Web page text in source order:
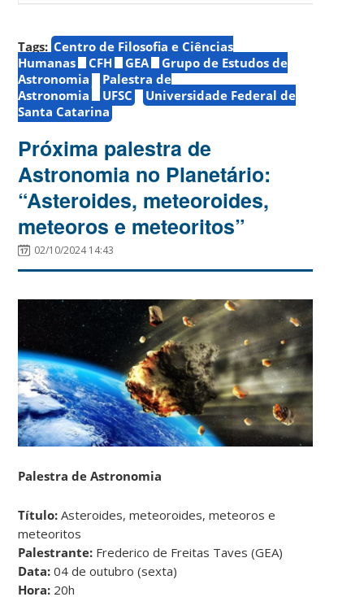
Tags: Centro de Filosofia e Ciências
Humanas
CFH GEA
Grupo de Estudos de
Astronomia
Palestra de
Astronomia
UFSC
Universidade Federal de
Santa Catarina
Próxima palestra de
Astronomia no Planetário:
“Asteroides, meteoroides,
meteoros e meteoritos”
02/10/2024 14:43
Palestra de Astronomia
Título: Asteroides, meteoroides, meteoros e
meteoritos
Palestrante: Frederico de Freitas Taves (GEA)
Data: 04 de outubro (sexta)
Hora: 20h